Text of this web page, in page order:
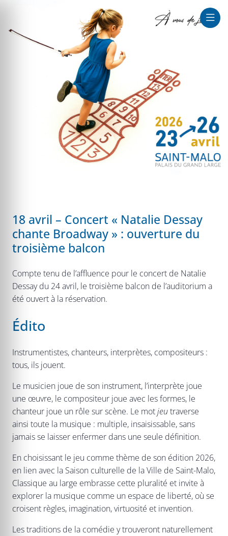
18 avril – Concert « Natalie Dessay
chante Broadway » : ouverture du
troisième balcon
Compte tenu de l’affluence pour le concert de Natalie
Dessay du 24 avril, le troisième balcon de l’auditorium a
été ouvert à la réservation.
Édito
Instrumentistes, chanteurs, interprètes, compositeurs :
tous, ils jouent.
Le musicien joue de son instrument, l’interprète joue
une œuvre, le compositeur joue avec les formes, le
chanteur joue un rôle sur scène. Le motjeutraverse
ainsi toute la musique : multiple, insaisissable, sans
jamais se laisser enfermer dans une seule définition.
En choisissant le jeu comme thème de son édition 2026,
en lien avec la Saison culturelle de la Ville de Saint-Malo,
Classique au large embrasse cette pluralité et invite à
explorer la musique comme un espace de liberté, où se
croisent règles, imagination, virtuosité et invention.
Les traditions de la comédie y trouveront naturellement